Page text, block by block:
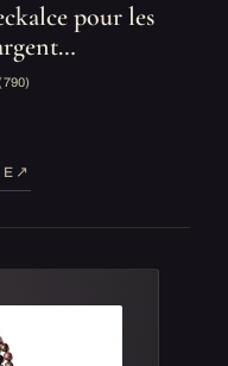
pour les